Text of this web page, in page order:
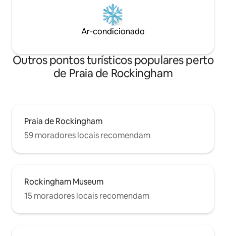
Ar-condicionado
Outros pontos turísticos populares perto
de Praia de Rockingham
Praia de Rockingham
59 moradores locais recomendam
Rockingham Museum
15 moradores locais recomendam